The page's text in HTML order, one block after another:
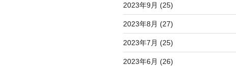
2023年9月 (25)
2023年8月 (27)
2023年7月 (25)
2023年6月 (26)